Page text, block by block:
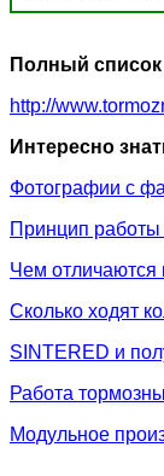
Полный
http://
Интересно
Фотографии с
Принцип работы
Чем отличаются
Сколько ходят
SINTERED и
Работа
Модульное